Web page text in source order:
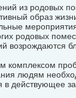
из родовых
образ
родовых
возрождаются
комплексом
людям
действующее